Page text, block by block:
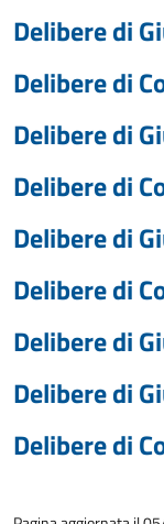
Delibere di
Delibere di
Delibere di
Delibere di
Delibere di
Delibere di
Delibere di
Delibere di
Delibere di